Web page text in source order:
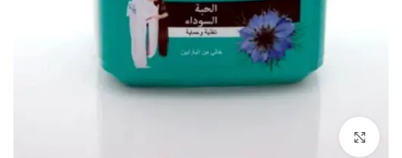
Click to enlarge